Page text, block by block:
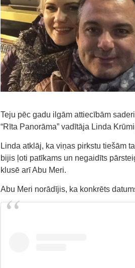
Teju pēc gadu ilgām attiecībām
“Rīta Panorāma” vadītāja Linda
Linda atklāj, ka viņas pirkstu tiešām
bijis ļoti patīkams un negaidīts
klusē arī Abu Meri.
Abu Meri norādījis, ka konkrēts